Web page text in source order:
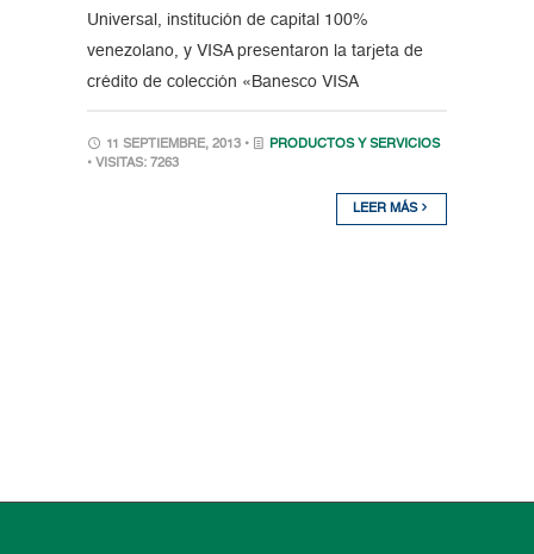
Universal, institución de capital 100%
venezolano, y VISA presentaron la tarjeta de
crédito de colección «Banesco VISA
11 SEPTIEMBRE, 2013 •
PRODUCTOS Y SERVICIOS
• VISITAS: 7263
LEER MÁS